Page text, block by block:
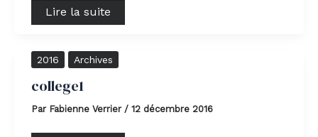
Lire la suite
2016 Archives
college1
Par Fabienne Verrier / 12 décembre 2016
college1